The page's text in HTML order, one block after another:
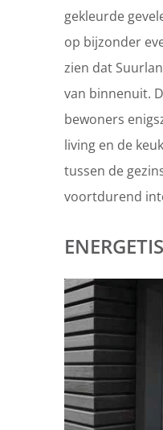
gekleurde
op bijzonder
zien dat
van binnenuit.
bewoners
living en de
tussen de
voortdurend